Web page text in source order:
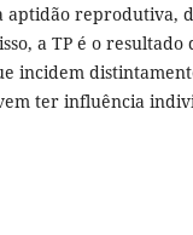
aptidão reprodutiva,
a TP é o resultado
incidem
ter influência